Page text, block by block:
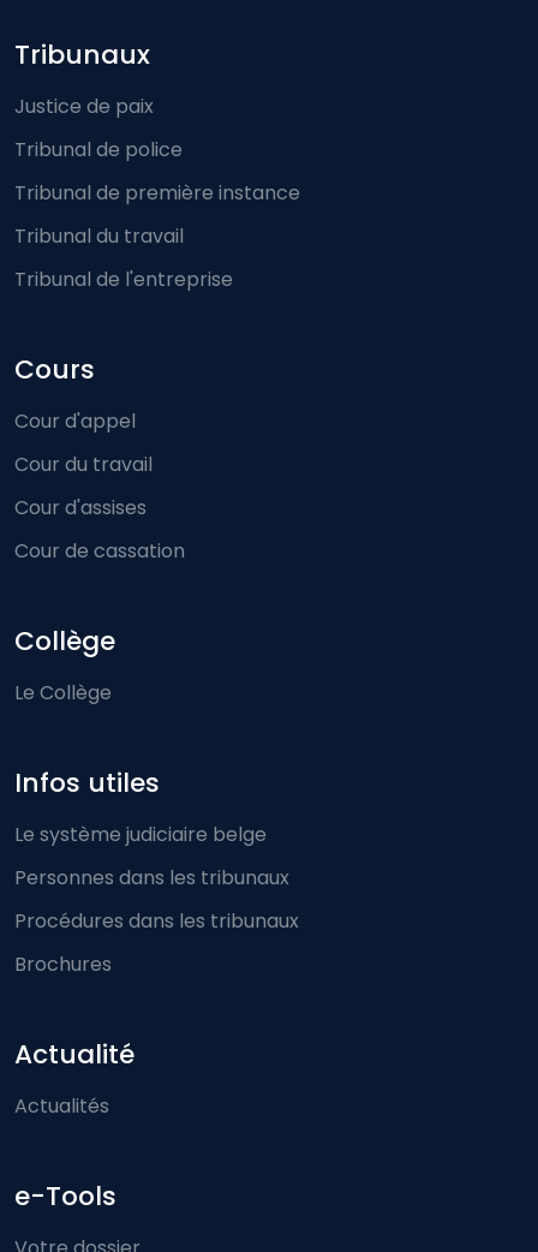
Footer-menu
Tribunaux
Justice de paix
Tribunal de police
Tribunal de première instance
Tribunal du travail
Tribunal de l'entreprise
Cours
Cour d'appel
Cour du travail
Cour d'assises
Cour de cassation
Collège
Le Collège
Infos utiles
Le système judiciaire belge
Personnes dans les tribunaux
Procédures dans les tribunaux
Brochures
Actualité
Actualités
e-Tools